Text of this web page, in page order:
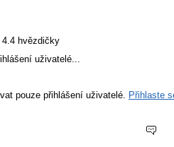
4.4 hvězdičky
uživatelé...
pouze přihlášení uživatelé. Přihlaste